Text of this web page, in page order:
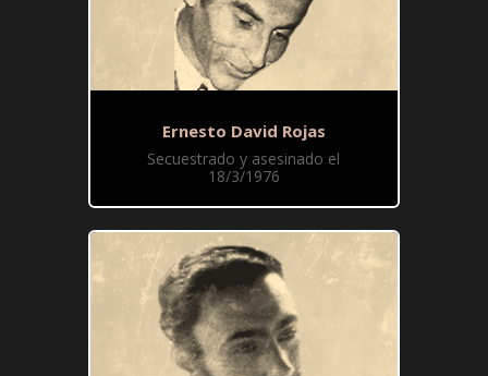
Ernesto David Rojas
Secuestrado y asesinado el
18/3/1976